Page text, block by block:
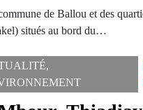
de Ballou et des
situés au bord du…
,